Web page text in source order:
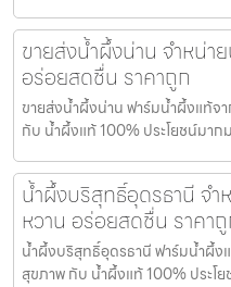
ขายส่งน้ำผึ้งน่าน จำหน่า
อร่อยสดชื่น ราคาถูก
ขายส่งน้ำผึ้งน่าน ฟาร์มน้ำผึ้งแท้จ
กับ น้ำผึ้งแท้ 100% ประโยชน์มาก
น้ำผึ้งบริสุทธิ์อุดรธานี จ
หวาน อร่อยสดชื่น ราคา
น้ำผึ้งบริสุทธิ์อุดรธานี ฟาร์มน้ำผึ้ง
สุขภาพ กับ น้ำผึ้งแท้ 100% ประโ